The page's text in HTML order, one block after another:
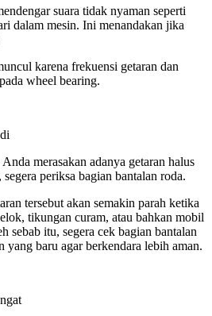
suara tidak nyaman seperti
dalam mesin. Ini menandakan jika
karena frekuensi getaran dan
wheel bearing.
merasakan adanya getaran halus
periksa bagian bantalan roda.
tersebut akan semakin parah ketika
tikungan curam, atau bahkan mobil
sebab itu, segera cek bagian bantalan
yang baru agar berkendara lebih aman.